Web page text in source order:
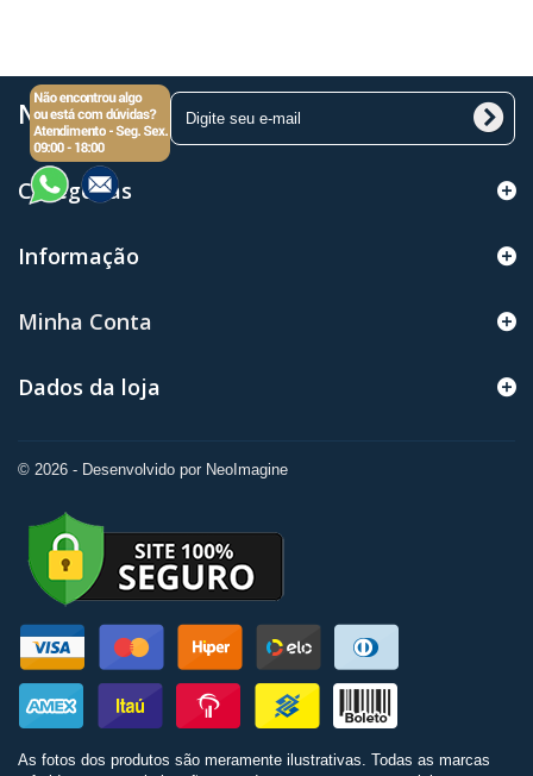
Newsletter
Categorias
Informação
© 2026 - Desenvolvido por NeoImagine
Minha Conta
Dados da loja
As fotos dos produtos são meramente ilustrativas. Todas as marcas